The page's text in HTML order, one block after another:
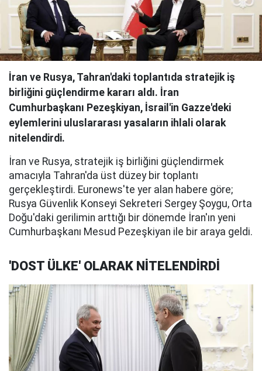
İran ve Rusya, Tahran'daki toplantıda stratejik iş
birliğini güçlendirme kararı aldı. İran
Cumhurbaşkanı Pezeşkiyan, İsrail'in Gazze'deki
eylemlerini uluslararası yasaların ihlali olarak
nitelendirdi.
İran ve Rusya, stratejik iş birliğini güçlendirmek
amacıyla Tahran'da üst düzey bir toplantı
gerçekleştirdi. Euronews'te yer alan habere göre;
Rusya Güvenlik Konseyi Sekreteri Sergey Şoygu, Orta
Doğu'daki gerilimin arttığı bir dönemde İran'ın yeni
Cumhurbaşkanı Mesud Pezeşkiyan ile bir araya geldi.
'DOST ÜLKE' OLARAK NİTELENDİRDİ